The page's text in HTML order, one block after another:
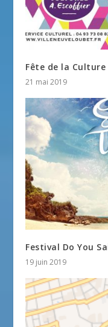
Fête de la
21 mai 2019
Festival Do You
19 juin 2019